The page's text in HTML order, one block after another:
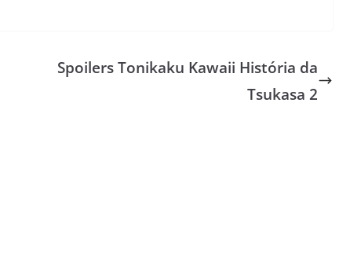
Spoilers Tonikaku Kawaii História da
Tsukasa 2